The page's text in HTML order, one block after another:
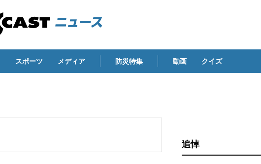
スポーツ メディア 防災特集 動画 クイズ
追悼